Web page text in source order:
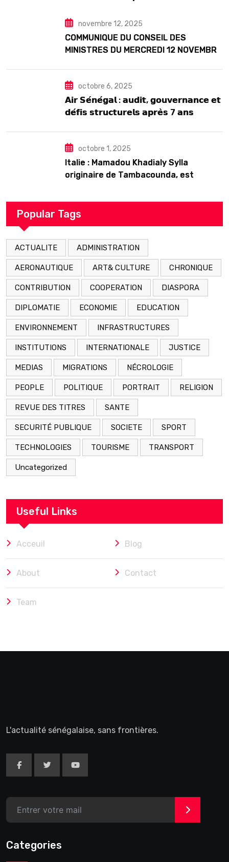
novembre 12, 2025
COMMUNIQUE DU CONSEIL DES
MINISTRES DU MERCREDI 12 NOVEMBRE
octobre 6, 2025
𝗔𝗶𝗿 𝗦𝗲́𝗻𝗲́𝗴𝗮𝗹 : 𝗮𝘂𝗱𝗶𝘁, 𝗴𝗼𝘂𝘃𝗲𝗿𝗻𝗮𝗻𝗰𝗲 𝗲𝘁
𝗱𝗲́𝗳𝗶𝘀 𝘀𝘁𝗿𝘂𝗰𝘁𝘂𝗿𝗲𝗹𝘀 𝗮𝗽𝗿𝗲̀𝘀 7 𝗮𝗻𝘀
octobre 1, 2025
Italie : Mamadou Khadialy Sylla
originaire de Tambacounda, est
arrestation
Popular Tags
ACTUALITE ADMINISTRATION
AERONAUTIQUE ART& CULTURE CHRONIQUE
CONTRIBUTION COOPERATION DIASPORA
DIPLOMATIE ECONOMIE EDUCATION
ENVIRONNEMENT INFRASTRUCTURES
INSTITUTIONS INTERNATIONALE JUSTICE
MEDIAS MIGRATIONS NÉCROLOGIE
PEOPLE POLITIQUE PORTRAIT RELIGION
REVUE DES TITRES SANTE
SECURITÉ PUBLIQUE SOCIETE SPORT
TECHNOLOGIES TOURISME TRANSPORT
Uncategorized
Useful Links
Acceuil Blog
About Contact
Team
L'actualité sénégalaise, sans frontières.
>
Categories